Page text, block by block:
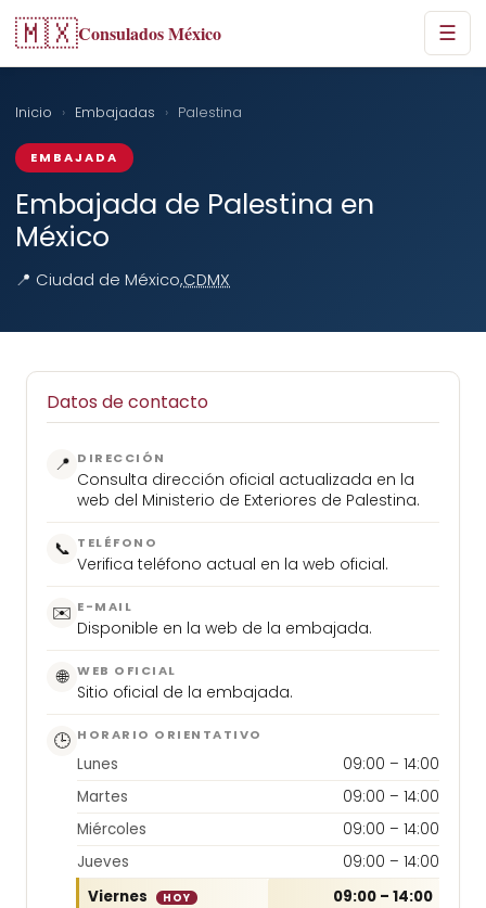
🇲🇽Consulados México ☰
Inicio › Embajadas › Palestina
EMBAJADA
Embajada de Palestina en
México
📍 Ciudad de México,CDMX
Datos de contacto
📍 DIRECCIÓN
Consulta dirección oficial actualizada en la
web del Ministerio de Exteriores de Palestina.
📞 TELÉFONO
Verifica teléfono actual en la web oficial.
✉️ E-MAIL
Disponible en la web de la embajada.
🌐 WEB OFICIAL
Sitio oficial de la embajada.
🕒 HORARIO ORIENTATIVO
Lunes
09:00 – 14:00
Martes
09:00 – 14:00
Miércoles
09:00 – 14:00
Jueves
09:00 – 14:00
Viernes
HOY
09:00 – 14:00